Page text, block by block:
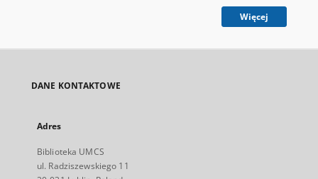
Więcej
DANE KONTAKTOWE
Adres
Biblioteka UMCS
ul. Radziszewskiego 11